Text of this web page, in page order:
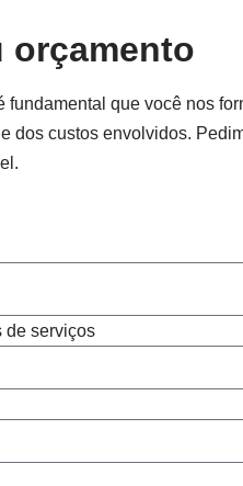
orçamento
fundamental que você nos
dos custos envolvidos.
de serviços